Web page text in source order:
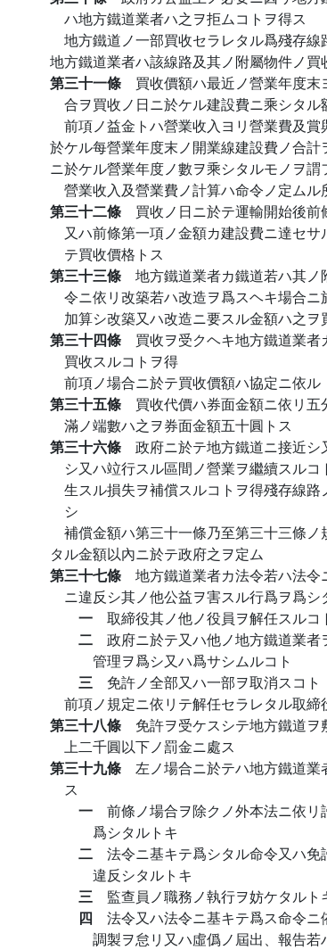
ハ地方鐵道業者ハ之ヲ拒ムコトヲ得ス
地方鐵道ノ一部買收セラレタル爲殘存
地方鐵道業者ハ該線路及其ノ附屬物件ノ
第三十一條 買收價額ハ最近ノ營業年度
合ヲ買收ノ日ニ於ケル建設費ニ乘シタ
前項ノ益金トハ營業收入ヨリ營業費及
於ケル每營業年度末ノ開業線建設費ノ合
ニ於ケル營業年度ノ數ヲ乘シタルモノヲ謂
營業收入及營業費ノ計算ハ命令ノ定ムル
第三十二條 買收ノ日ニ於テ運輸開始後
又ハ前條第一項ノ金額カ建設費ニ達セ
テ買收價格トス
第三十三條 地方鐵道業者カ鐵道若ハ其
令ニ依リ改築若ハ改造ヲ爲スヘキ場合
加算シ改築又ハ改造ニ要スル金額ハ之ヲ
第三十四條 買收ヲ受クヘキ地方鐵道業
買收スルコトヲ得
前項ノ場合ニ於テ買收價額ハ協定ニ依ル
第三十五條 買收代價ハ券面金額ニ依リ
滿ノ端數ハ之ヲ券面金額五十圓トス
第三十六條 政府ニ於テ地方鐵道ニ接近
シ又ハ竝行スル區間ノ營業ヲ繼續スル
生スル損失ヲ補償スルコトヲ得殘存線
シ
補償金額ハ第三十一條乃至第三十三條
タル金額以內ニ於テ政府之ヲ定ム
第三十七條 地方鐵道業者カ法令若ハ法
ニ違反シ其ノ他公益ヲ害スル行爲ヲ爲
一 取締役其ノ他ノ役員ヲ解任スルコ
二 政府ニ於テ又ハ他ノ地方鐵道業
管理ヲ爲シ又ハ爲サシムルコト
三 免許ノ全部又ハ一部ヲ取消スコト
前項ノ規定ニ依リテ解任セラレタル取
第三十八條 免許ヲ受ケスシテ地方鐵道
上二千圓以下ノ罰金ニ處ス
第三十九條 左ノ場合ニ於テハ地方鐵道
ス
一 前條ノ場合ヲ除クノ外本法ニ依
爲シタルトキ
二 法令ニ基キテ爲シタル命令又ハ
違反シタルトキ
三 監查員ノ職務ノ執行ヲ妨ケタルト
四 法令又ハ法令ニ基キテ爲ス命令
調製ヲ怠リ又ハ虛僞ノ屆出、報告若